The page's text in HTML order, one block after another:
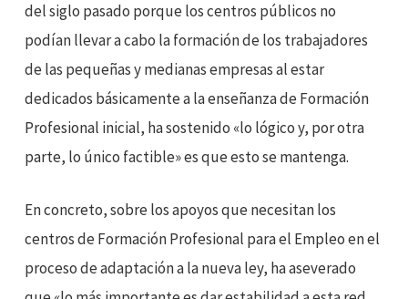
del siglo pasado porque los centros públicos no
podían llevar a cabo la formación de los trabajadores
de las pequeñas y medianas empresas al estar
dedicados básicamente a la enseñanza de Formación
Profesional inicial, ha sostenido «lo lógico y, por otra
parte, lo único factible» es que esto se mantenga.
En concreto, sobre los apoyos que necesitan los
centros de Formación Profesional para el Empleo en el
proceso de adaptación a la nueva ley, ha aseverado